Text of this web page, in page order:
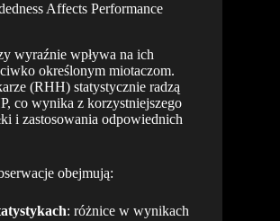
Affects Performance
wyraźnie wpływa na ich
określonym miotaczom.
(RHH) statystycznie radzą
co wynika z korzystniejszego
i zastosowania odpowiednich
obejmują:
: różnice w wynikach